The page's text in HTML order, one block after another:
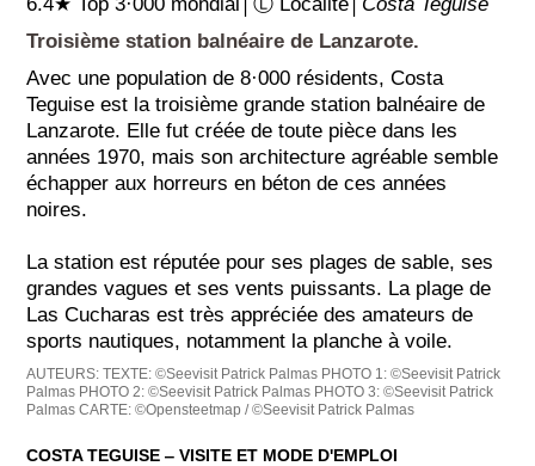
Troisième station balnéaire de Lanzarote.
Avec une population de 8·000 résidents, Costa
Teguise est la troisième grande station balnéaire de
Lanzarote. Elle fut créée de toute pièce dans les
années 1970, mais son architecture agréable semble
échapper aux horreurs en béton de ces années
noires.
La station est réputée pour ses plages de sable, ses
grandes vagues et ses vents puissants. La plage de
Las Cucharas est très appréciée des amateurs de
sports nautiques, notamment la planche à voile.
AUTEURS:TEXTE: ©Seevisit Patrick Palmas PHOTO 1: ©Seevisit Patrick
Palmas PHOTO 2: ©Seevisit Patrick Palmas PHOTO 3: ©Seevisit Patrick
Palmas CARTE: ©Opensteetmap / ©Seevisit Patrick Palmas
COSTA TEGUISE ‒ VISITE ET MODE D'EMPLOI